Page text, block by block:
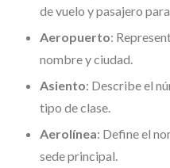
de vuelo y pasajero
Aeropuerto:
nombre y ciudad.
Asiento: Describe el
tipo de clase.
Aerolínea: Define el
sede principal.